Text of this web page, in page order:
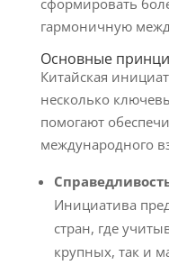
сформировать
гармоничную
Основные
Китайская
несколько
помогают
международного
Инициатива
стран, где
крупных, так и